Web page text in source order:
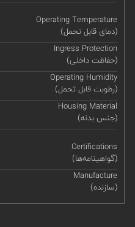
Operating Temperature
(دمای قابل تحمل)
Ingress Protection
(حفاظت داخلی)
Operating Humidity
(رطوبت قابل تحمل)
Housing Material
(جنس بدنه)
Certifications
(گواهینامه‌ها)
Manufacture
(سازنده)